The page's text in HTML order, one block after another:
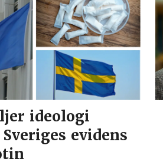
ideologi
evidens